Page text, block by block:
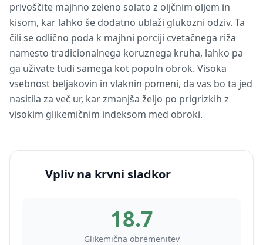
privoščite majhno zeleno solato z oljčnim oljem in
kisom, kar lahko še dodatno ublaži glukozni odziv. Ta
čili se odlično poda k majhni porciji cvetačnega riža
namesto tradicionalnega koruznega kruha, lahko pa
ga uživate tudi samega kot popoln obrok. Visoka
vsebnost beljakovin in vlaknin pomeni, da vas bo ta jed
nasitila za več ur, kar zmanjša željo po prigrizkih z
visokim glikemičnim indeksom med obroki.
Vpliv na krvni sladkor
18.7
Glikemična obremenitev